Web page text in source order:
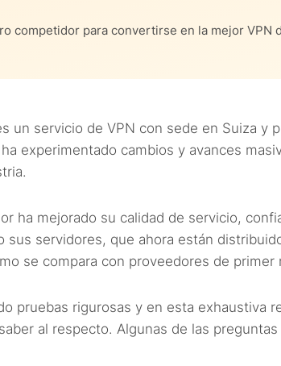
competidor para convertirse en la mejor
un servicio de VPN con sede en Suiza y
experimentado cambios y avances
ha mejorado su calidad de servicio,
sus servidores, que ahora están
se compara con proveedores de primer
pruebas rigurosas y en esta exhaustiva
al respecto. Algunas de las